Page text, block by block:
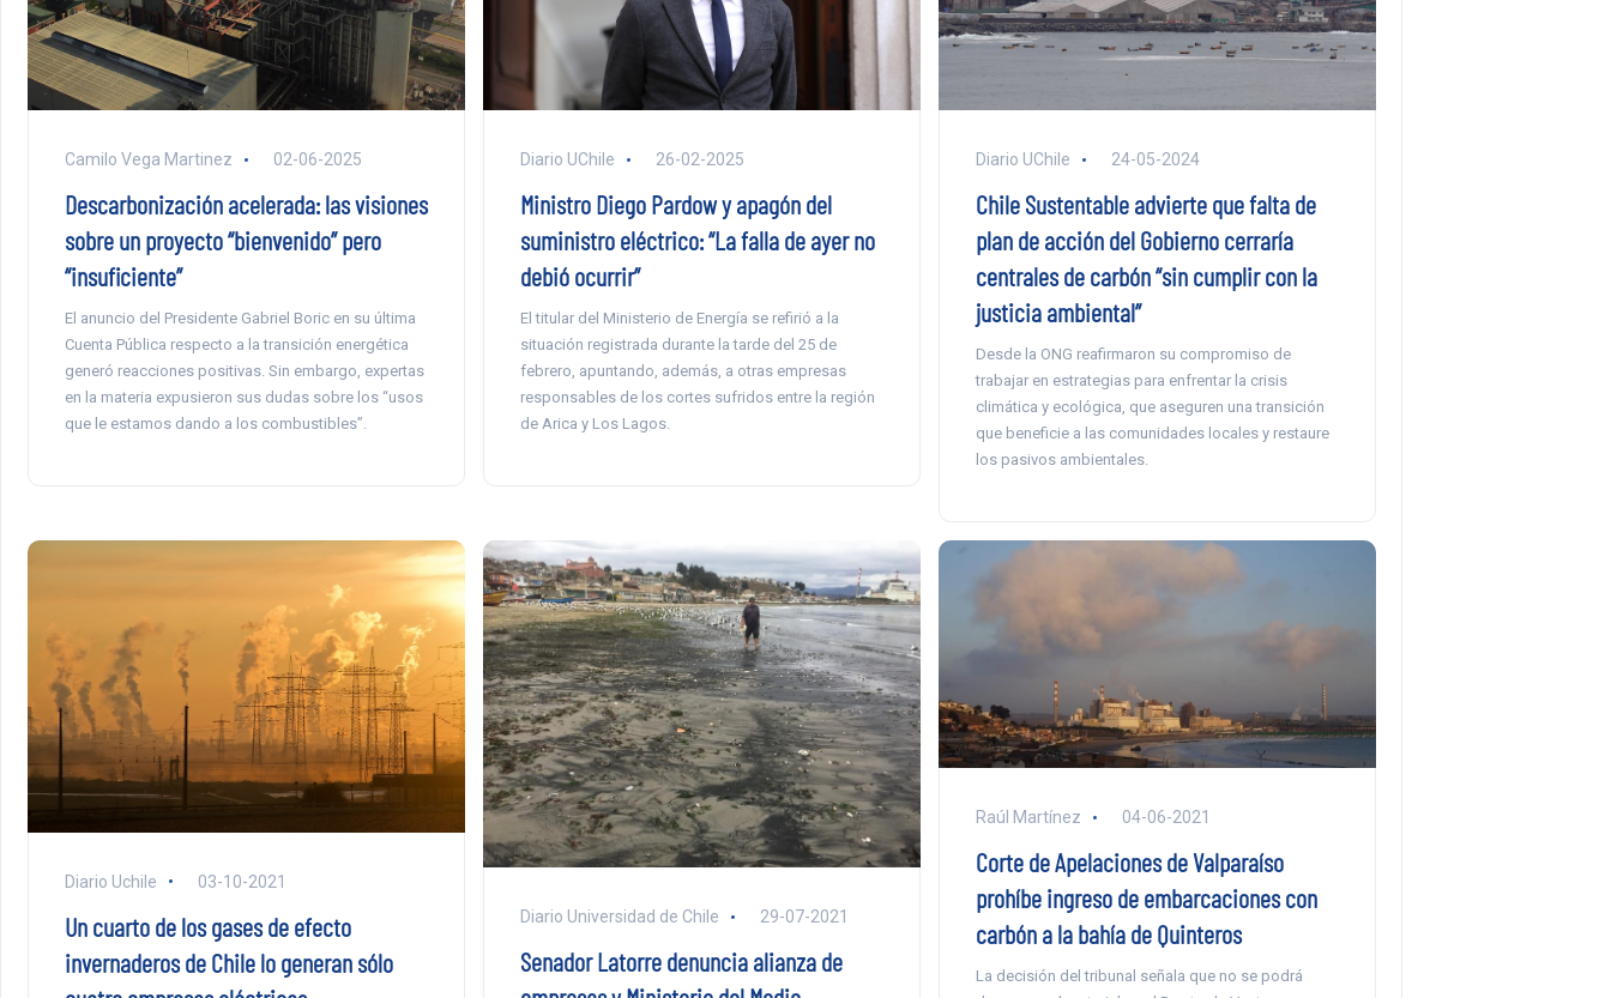
Camilo Vega Martinez 02-06-2025
Descarbonización acelerada: las visiones
sobre un proyecto “bienvenido” pero
“insuficiente”
El anuncio del Presidente Gabriel Boric en su última
Cuenta Pública respecto a la transición energética
generó reacciones positivas. Sin embargo, expertas
en la materia expusieron sus dudas sobre los “usos
que le estamos dando a los combustibles”.
Diario UChile 26-02-2025
Ministro Diego Pardow y apagón del
suministro eléctrico: “La falla de ayer no
debió ocurrir”
El titular del Ministerio de Energía se refirió a la
situación registrada durante la tarde del 25 de
febrero, apuntando, además, a otras empresas
responsables de los cortes sufridos entre la región
de Arica y Los Lagos.
Diario UChile 24-05-2024
Chile Sustentable advierte que falta de
plan de acción del Gobierno cerraría
centrales de carbón “sin cumplir con la
justicia ambiental”
Desde la ONG reafirmaron su compromiso de
trabajar en estrategias para enfrentar la crisis
climática y ecológica, que aseguren una transición
que beneficie a las comunidades locales y restaure
los pasivos ambientales.
Diario Uchile 03-10-2021
Un cuarto de los gases de efecto
invernaderos de Chile lo generan sólo
Diario Universidad de Chile 29-07-2021
Senador Latorre denuncia alianza de
Raúl Martínez 04-06-2021
Corte de Apelaciones de Valparaíso
prohíbe ingreso de embarcaciones con
carbón a la bahía de Quinteros
La decisión del tribunal señala que no se podrá